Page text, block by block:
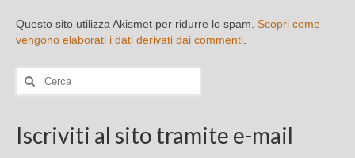
Questo sito utilizza Akismet per ridurre lo spam. Scopri come
vengono elaborati i dati derivati dai commenti
Cerca:
Iscriviti al sito tramite e-mail